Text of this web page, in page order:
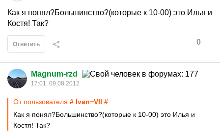
Как я понял?Большинство?(которые к 10-00) это Илья и
Костя! Так?
0
Ответить
Magnum-rzd
17:01, 09.08.2012
От пользователя # Ivan~VII #
Как я понял?Большинство?(которые к 10-00) это Илья и
Костя! Так?